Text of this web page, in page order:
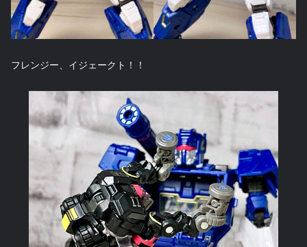
フレンジー、イジェークト！！